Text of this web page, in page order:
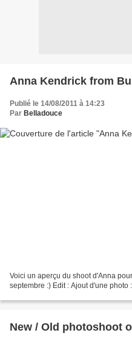
Anna Kendrick from
Publié le 14/08/2011 à 14:23
Par Belladouce
Voici un aperçu du shoot d'Anna
septembre :) Edit : Ajout d'une photo
New / Old photoshoot